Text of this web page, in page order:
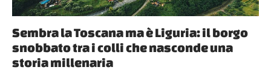
Sembra la Toscana ma è Liguria: il borgo
snobbato tra i colli che nasconde una
storia millenaria